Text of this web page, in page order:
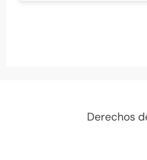
Derechos